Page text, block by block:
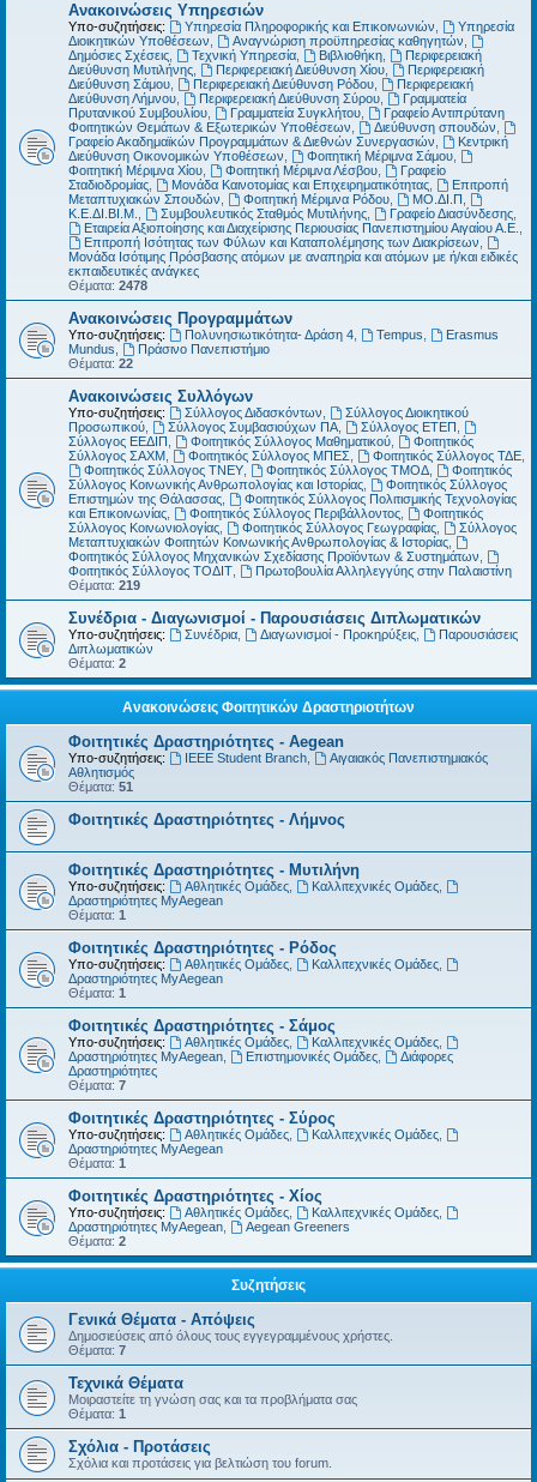
Ανακοινώσεις Υπηρεσιών
Υπο-συζητήσεις: Υπηρεσία Πληροφορικής και Επικοινωνιών
Υπηρεσία
Διοικητικών Υποθέσεων
Αναγνώριση προϋπηρεσίας καθηγητών
Δημόσιες Σχέσεις
Τεχνική Υπηρεσία, Βιβλιοθήκη,
Περιφερειακή
Διεύθυνση Μυτιλήνης
Περιφερειακή Διεύθυνση Χίου,
Περιφερειακή
Διεύθυνση Σάμου
Περιφερειακή Διεύθυνση Ρόδου,
Περιφερειακή
Διεύθυνση Λήμνου
Περιφερειακή Διεύθυνση Σύρου,
Γραμματεία
Πρυτανικού Συμβουλίου
Γραμματεία Συγκλήτου,
Γραφείο Αντιπρύτανη
Φοιτητικών Θεμάτων & Εξωτερικών Υποθέσεων
Διεύθυνση σπουδών
Γραφείο Ακαδημαϊκών Προγραμμάτων & Διεθνών Συνεργασιών
Κεντρική
Διεύθυνση Οικονομικών Υποθέσεων
Φοιτητική Μέριμνα Σάμου,
Φοιτητική Μέριμνα Χίου
Φοιτητική Μέριμνα Λέσβου,
Γραφείο
Σταδιοδρομίας
Μονάδα Καινοτομίας και Επιχειρηματικότητας,
Επιτροπή
Μεταπτυχιακών Σπουδών
Φοιτητική Μέριμνα Ρόδου, ΜΟ.ΔΙ.Π
Κ.Ε.ΔΙ.ΒΙ.Μ.
Συμβουλευτικός Σταθμός Μυτιλήνης, Γραφείο Διασύνδεσης,
Εταιρεία Αξιοποίησης και Διαχείρισης Περιουσίας Πανεπιστημίου Αιγαίου Α.Ε.
Επιτροπή Ισότητας των Φύλων και Καταπολέμησης των Διακρίσεων
Μονάδα Ισότιμης Πρόσβασης ατόμων με αναπηρία και ατόμων με ή/και ειδικές
εκπαιδευτικές ανάγκες
Θέματα: 2478
Ανακοινώσεις Προγραμμάτων
Υπο-συζητήσεις: Πολυνησιωτικότητα- Δράση 4, Tempus
Erasmus
Mundus
Πράσινο Πανεπιστήμιο
Θέματα: 22
Ανακοινώσεις Συλλόγων
Υπο-συζητήσεις: Σύλλογος Διδασκόντων
Σύλλογος Διοικητικού
Προσωπικού
Σύλλογος Συμβασιούχων ΠΑ, Σύλλογος ΕΤΕΠ
Σύλλογος ΕΕΔΙΠ
Φοιτητικός Σύλλογος Μαθηματικού,
Φοιτητικός
Σύλλογος ΣΑΧΜ
Φοιτητικός Σύλλογος ΜΠΕΣ Φοιτητικός Σύλλογος ΤΔΕ,
Φοιτητικός Σύλλογος ΤΝΕΥ, Φοιτητικός Σύλλογος ΤΜΟΔ,
Φοιτητικός
Σύλλογος Κοινωνικής Ανθρωπολογίας και Ιστορίας
Φοιτητικός Σύλλογος
Επιστημών της Θάλασσας
Φοιτητικός Σύλλογος Πολιτισμικής Τεχνολογίας
και Επικοινωνίας
Φοιτητικός Σύλλογος Περιβάλλοντος,
Φοιτητικός
Σύλλογος Κοινωνιολογίας
Φοιτητικός Σύλλογος Γεωγραφίας,
Σύλλογος
Μεταπτυχιακών Φοιτητών Κοινωνικής Ανθρωπολογίας & Ιστορίας
Φοιτητικός Σύλλογος Μηχανικών Σχεδίασης Προϊόντων & Συστημάτων
Φοιτητικός Σύλλογος ΤΟΔΙΤ
Πρωτοβουλία Αλληλεγγύης στην Παλαιστίνη
Θέματα: 219
Συνέδρια - Διαγωνισμοί - Παρουσιάσεις Διπλωματικών
Υπο-συζητήσεις: Συνέδρια, Διαγωνισμοί - Προκηρύξεις,
Παρουσιάσεις
Διπλωματικών
Θέματα: 2
Ανακοινώσεις Φοιτητικών Δραστηριοτήτων
Φοιτητικές Δραστηριότητες - Aegean
Υπο-συζητήσεις: IEEE Student Branch,
Αιγαιακός Πανεπιστημιακός
Αθλητισμός
Θέματα: 51
Φοιτητικές Δραστηριότητες - Λήμνος
Φοιτητικές Δραστηριότητες - Μυτιλήνη
Υπο-συζητήσεις: Αθλητικές Ομάδες, Καλλιτεχνικές Ομάδες,
Δραστηριότητες MyAegean
Θέματα: 1
Φοιτητικές Δραστηριότητες - Ρόδος
Υπο-συζητήσεις: Αθλητικές Ομάδες, Καλλιτεχνικές Ομάδες,
Δραστηριότητες MyAegean
Θέματα: 1
Φοιτητικές Δραστηριότητες - Σάμος
Υπο-συζητήσεις: Αθλητικές Ομάδες, Καλλιτεχνικές Ομάδες,
Δραστηριότητες MyAegean
Επιστημονικές Ομάδες,
Διάφορες
Δραστηριότητες
Θέματα: 7
Φοιτητικές Δραστηριότητες - Σύρος
Υπο-συζητήσεις: Αθλητικές Ομάδες, Καλλιτεχνικές Ομάδες,
Δραστηριότητες MyAegean
Θέματα: 1
Φοιτητικές Δραστηριότητες - Χίος
Υπο-συζητήσεις: Αθλητικές Ομάδες, Καλλιτεχνικές Ομάδες,
Δραστηριότητες MyAegean
Aegean Greeners
Θέματα: 2
Συζητήσεις
Γενικά Θέματα - Απόψεις
Δημοσιεύσεις από όλους τους εγγεγραμμένους χρήστες.
Θέματα: 7
Τεχνικά Θέματα
Μοιραστείτε τη γνώση σας και τα προβλήματα σας
Θέματα: 1
Σχόλια - Προτάσεις
Σχόλια και προτάσεις για βελτιώση του forum.